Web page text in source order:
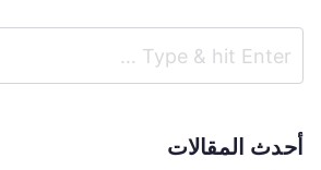
أحدث المقالات